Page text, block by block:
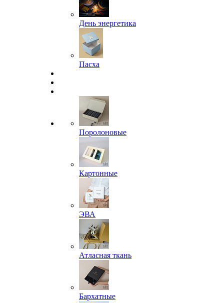
День энергетика
Пасха
Поролоновые
Картонные
ЭВА
Атласная ткань
Бархатные